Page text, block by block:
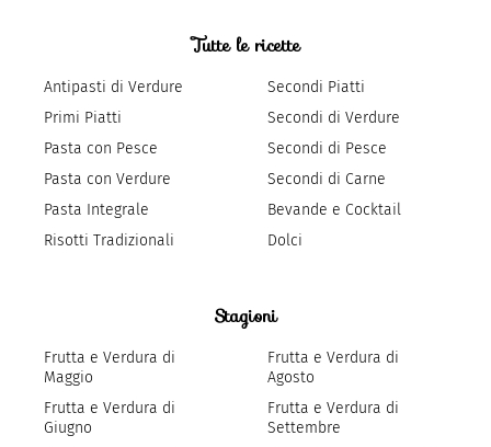
Tutte le ricette
Antipasti di Verdure
Primi Piatti
Pasta con Pesce
Pasta con Verdure
Pasta Integrale
Risotti Tradizionali
Secondi Piatti
Secondi di Verdure
Secondi di Pesce
Secondi di Carne
Bevande e Cocktail
Dolci
Stagioni
Frutta e Verdura di
Maggio
Frutta e Verdura di
Giugno
Frutta e Verdura di
Agosto
Frutta e Verdura di
Settembre